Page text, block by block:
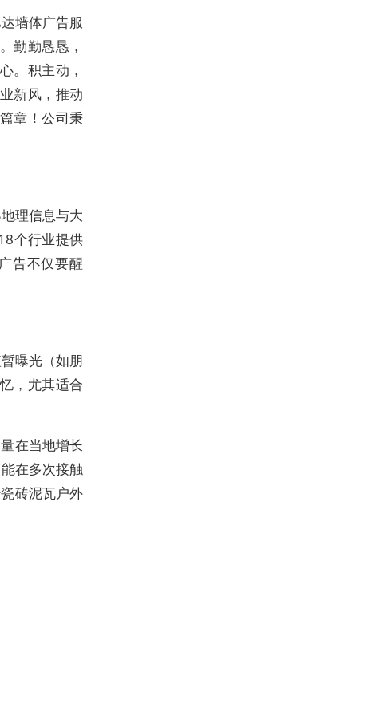
墙体广告服
勤勤恳恳，
。积主动，
新风，推动
章！公司秉
理信息与大
个行业提供
告不仅要醒
曝光（如朋
，尤其适合
在当地增长
在多次接触
砖泥瓦户外